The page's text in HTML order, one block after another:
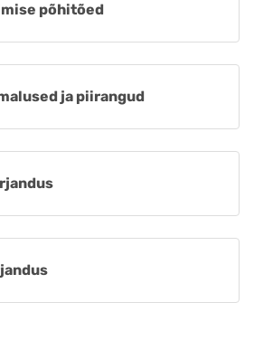
põhitõed
ja piirangud